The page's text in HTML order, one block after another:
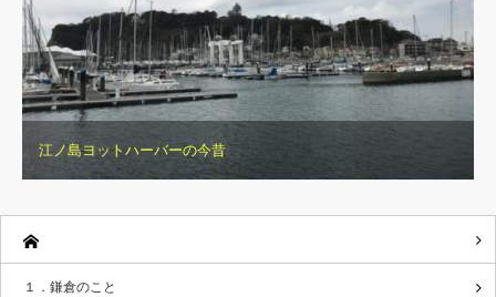
江ノ島ヨットハーバーの今昔
１．鎌倉のこと